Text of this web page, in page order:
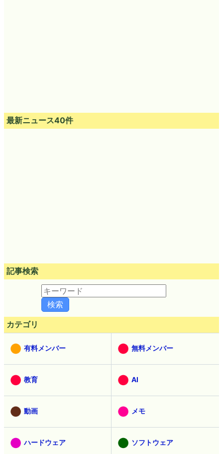
最新ニュース40件
記事検索
カテゴリ
有料メンバー 無料メンバー
教育 AI
動画 メモ
ハードウェア ソフトウェア